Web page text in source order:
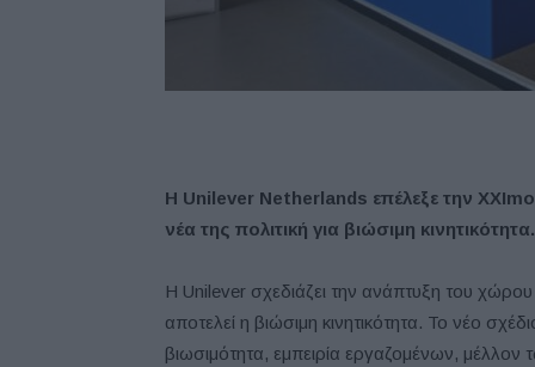
H Unilever Netherlands επέλεξε την
νέα της πολιτική για βιώσιμη κινητικότητα.
Η Unilever σχεδιάζει την ανάπτυξη του
αποτελεί η βιώσιμη κινητικότητα. Το νέο
βιωσιμότητα, εμπειρία εργαζομένων,